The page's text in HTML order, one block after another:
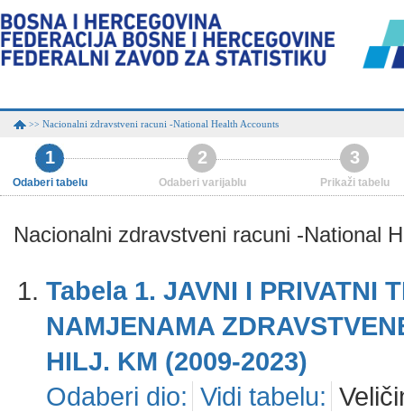
>> Nacionalni zdravstveni racuni -National Health Accounts
1
Odaberi tabelu
2
Odaberi varijablu
3
Prikaži tabelu
Nacionalni zdravstveni racuni -National
Tabela 1. JAVNI I PRIVATNI
NAMJENAMA
HILJ. KM (2009-2023)
Odaberi dio: Vidi tabelu: